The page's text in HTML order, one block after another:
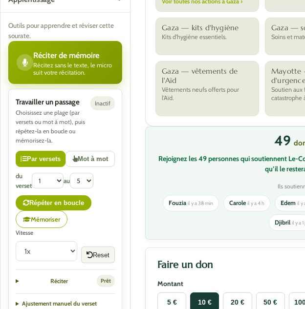
Outils pour apprendre et réviser cette
sourate.
Réciter de mémoire
Récitez sans le texte, le micro
suit votre récitation.
Travailler un passage
Choisissez une plage (par
versets ou mot à mot), puis
répétez-la en boucle ou
mémorisez-la.
Inactif
Par versets Mot à mot
du
verset
au
Répéter en boucle
Mémoriser
Vitesse
Reset
Réciter Prêt
Ajustement manuel du verset
Gaza — kits d'hygiène
Kits d'hygiène essentiels.
Gaza —
Soins et
Gaza — vêtements de
l'Aïd
Vêtements neufs offerts pour
l'Aïd.
Mayotte
Soutien aux
catastrophe
49
Rejoignez les 49 personnes qui soutiennent Le-
qu’il le
Ils
Fouzia il y a 38 min Carole il y a 4 h Edem il y
Djibrilil y a 1 j
Faire un don
Montant
5 € 10 € 20 € 50 €